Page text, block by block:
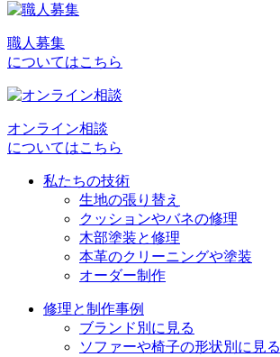
ナ
ビ
ー
職人募集
についてはこちら
オンライン相談
についてはこちら
私たちの技術
生地の張り替え
クッションやバネの修理
木部塗装と修理
本革のクリーニングや塗装
オーダー制作
修理と制作事例
ブランド別に見る
ソファーや椅子の形状別に見る